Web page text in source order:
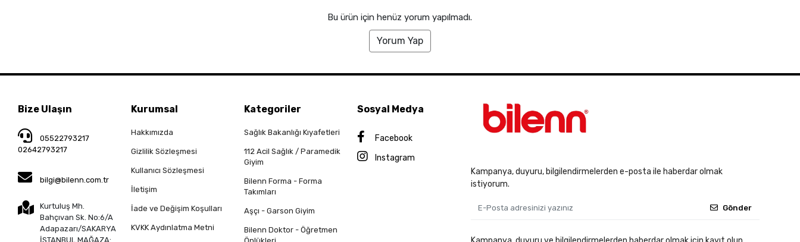
Bu ürün için henüz yorum yapılmadı.
Yorum Yap
Bize Ulaşın
05522793217
02642793217
bilgi@bilenn.com.tr
Kurtuluş Mh.
Bahçıvan Sk. No:6/A
Adapazarı/SAKARYA
İSTANBUL MAĞAZA:
Kurumsal
Hakkımızda
Gizlilik Sözleşmesi
Kullanıcı Sözleşmesi
İletişim
İade ve Değişim Koşulları
KVKK Aydınlatma Metni
Kategoriler
Sağlık Bakanlığı Kıyafetleri
112 Acil Sağlık / Paramedik
Giyim
Bilenn Forma - Forma
Takımları
Aşçı - Garson Giyim
Bilenn Doktor - Öğretmen
Sosyal Medya
Facebook
Instagram
Kampanya, duyuru, bilgilendirmelerden e-posta ile haberdar olmak
istiyorum.
Gönder